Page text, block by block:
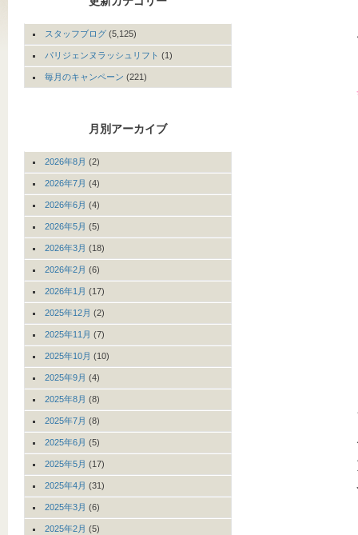
スタッフブログ (5,125)
パリジェンヌラッシュリフト (1)
毎月のキャンペーン (221)
月別アーカイブ
2026年8月 (2)
2026年7月 (4)
2026年6月 (4)
2026年5月 (5)
2026年3月 (18)
2026年2月 (6)
2026年1月 (17)
2025年12月 (2)
2025年11月 (7)
2025年10月 (10)
2025年9月 (4)
2025年8月 (8)
2025年7月 (8)
2025年6月 (5)
2025年5月 (17)
2025年4月 (31)
2025年3月 (6)
2025年2月 (5)